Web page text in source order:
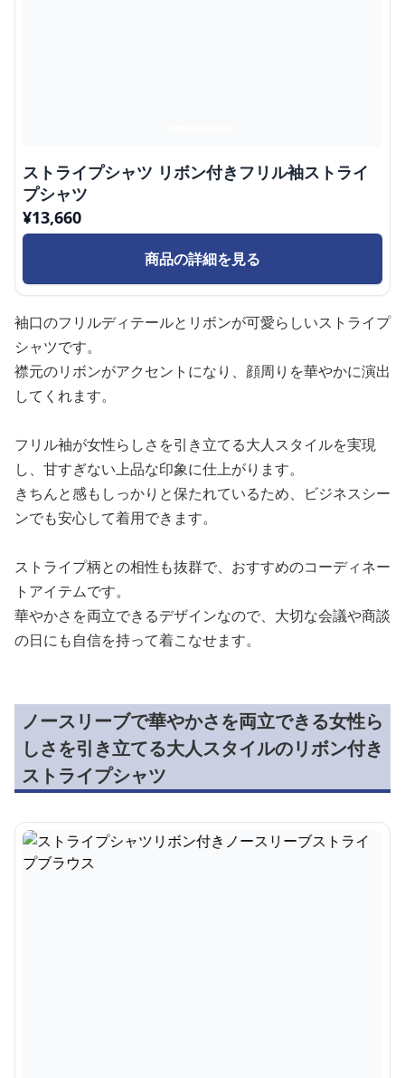
ストライプシャツ リボン付きフリル袖ストライ
プシャツ
¥13,660
商品の詳細を見る
袖口のフリルディテールとリボンが可愛らしいストライプ
シャツです。
襟元のリボンがアクセントになり、顔周りを華やかに演出
してくれます。
フリル袖が女性らしさを引き立てる大人スタイルを実現
し、甘すぎない上品な印象に仕上がります。
きちんと感もしっかりと保たれているため、ビジネスシー
ンでも安心して着用できます。
ストライプ柄との相性も抜群で、おすすめのコーディネー
トアイテムです。
華やかさを両立できるデザインなので、大切な会議や商談
の日にも自信を持って着こなせます。
ノースリーブで華やかさを両立できる女性ら
しさを引き立てる大人スタイルのリボン付き
ストライプシャツ